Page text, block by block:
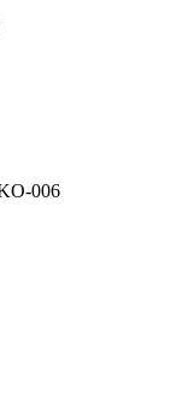
006